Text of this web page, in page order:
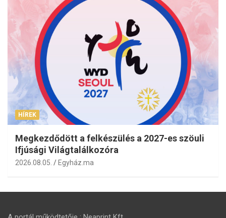
HÍREK
Megkezdődött a felkészülés a 2027-es szöuli
Ifjúsági Világtalálkozóra
2026.08.05. Egyház.ma